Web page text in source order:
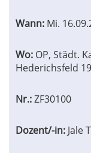
Wann: Mi.
Wo: OP, Städt.
Hederichsfeld 19
Nr.:ZF30100
Dozent/-in: Jale